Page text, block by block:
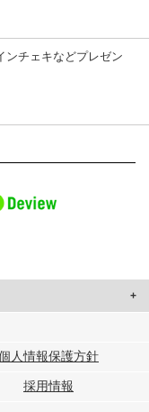
ンチェキなどプレゼン
せたコンテンツや広告の
供しています。
人情報保護方針
採用情報